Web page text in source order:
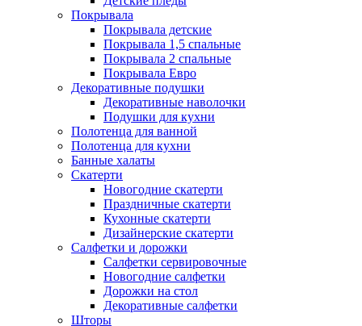
Покрывала
Покрывала детские
Покрывала 1,5 спальные
Покрывала 2 спальные
Покрывала Евро
Декоративные подушки
Декоративные наволочки
Подушки для кухни
Полотенца для ванной
Полотенца для кухни
Банные халаты
Скатерти
Новогодние скатерти
Праздничные скатерти
Кухонные скатерти
Дизайнерские скатерти
Салфетки и дорожки
Салфетки сервировочные
Новогодние салфетки
Дорожки на стол
Декоративные салфетки
Шторы